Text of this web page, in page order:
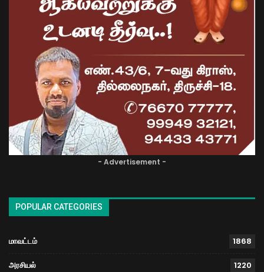
- Advertisement -
POPULAR CATEGORIES
மாவட்டம் 1868
அரசியல் 1220